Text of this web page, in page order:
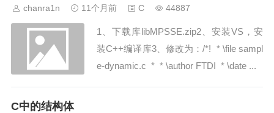
chanra1n 11个月前 C 44887
1、下载库libMPSSE.zip2、安装VS，安
装C++编译库3、修改为：/*! * \file sampl
e-dynamic.c * * \author FTDI * \date ...
C中的结构体